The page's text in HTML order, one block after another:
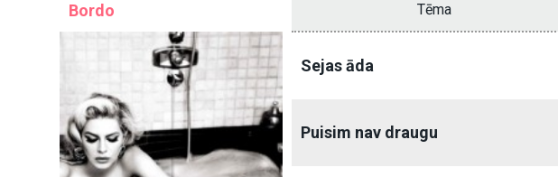
Bordo Tēma
Sejas āda
Puisim nav draugu